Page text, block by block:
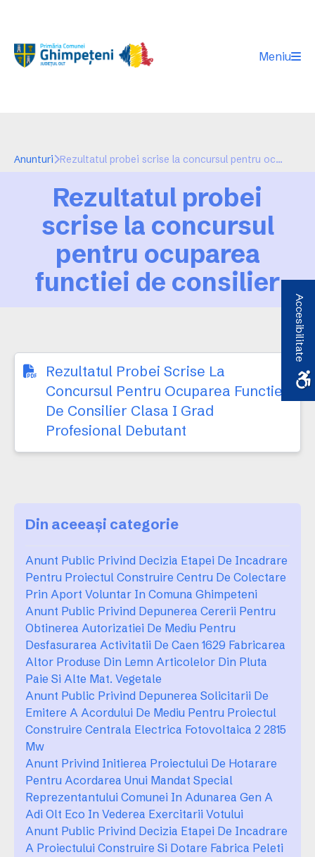
Meniu
Anunturi Rezultatul probei scrise la concursul pentru ocuparea functiei de consilier clasa I grad profesional debutant
Rezultatul probei
scrise la concursul
pentru ocuparea
functiei de consilier
clasa I grad profesional
Rezultatul Probei Scrise La
Concursul Pentru Ocuparea Functiei
De Consilier Clasa I Grad
Profesional Debutant
Din aceeași categorie
Anunt Public Privind Decizia Etapei De Incadrare
Pentru Proiectul Construire Centru De Colectare
Prin Aport Voluntar In Comuna Ghimpeteni
Anunt Public Privind Depunerea Cererii Pentru
Obtinerea Autorizatiei De Mediu Pentru
Desfasurarea Activitatii De Caen 1629 Fabricarea
Altor Produse Din Lemn Articolelor Din Pluta
Paie Si Alte Mat. Vegetale
Anunt Public Privind Depunerea Solicitarii De
Emitere A Acordului De Mediu Pentru Proiectul
Construire Centrala Electrica Fotovoltaica 2 2815
Mw
Anunt Privind Initierea Proiectului De Hotarare
Pentru Acordarea Unui Mandat Special
Reprezentantului Comunei In Adunarea Gen A
Adi Olt Eco In Vederea Exercitarii Votului
Anunt Public Privind Decizia Etapei De Incadrare
A Proiectului Construire Si Dotare Fabrica Peleti
Accesibilitate